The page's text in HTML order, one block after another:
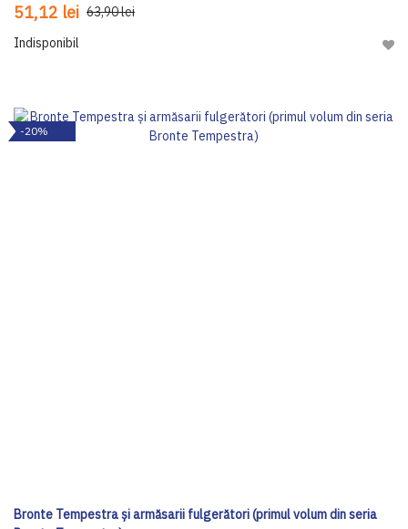
51,12 lei 63,90 lei
Indisponibil
-20%
Bronte Tempestra și armăsarii fulgerători (primul volum din seria